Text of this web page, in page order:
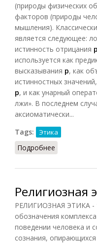
(природы физических
факторов (природы
мышления).
является следующее:
истинность отрицания р
используется как
высказывания р, как
истинностных
р, и как унарный
лжи». В последнем
аксиоматически...
Tags:
Этика
Подробнее
Религиозная
РЕЛИГИОЗНАЯ ЭТИКА -
обозначения
поведении человека и
сознания,